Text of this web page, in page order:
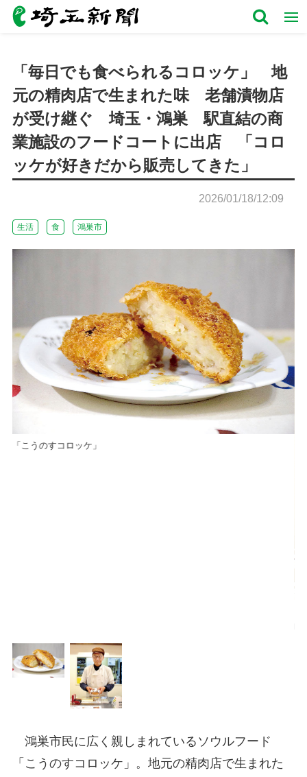
「毎日でも食べられるコロッケ」 地
元の精肉店で生まれた味 老舗漬物店
が受け継ぐ 埼玉・鴻巣 駅直結の商
業施設のフードコートに出店 「コロ
ッケが好きだから販売してきた」
2026/01/18/12:09
生活 食 鴻巣市
「こうのすコロッケ」
鴻巣市民に広く親しまれているソウルフード
「こうのすコロッケ」。地元の精肉店で生まれた